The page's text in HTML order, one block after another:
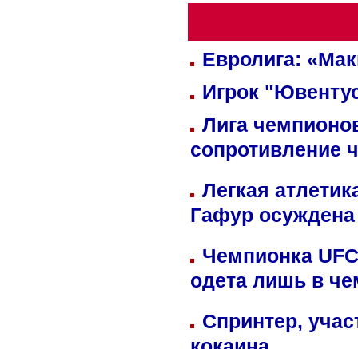
Евролига:
Игрок
Лига
сопротивление
Легкая
Гафур осуждена
Чемпионка
одета лишь в
Спринтер,